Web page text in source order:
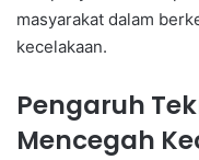
masyarakat dalam
kecelakaan.
Pengaruh
Mencegah